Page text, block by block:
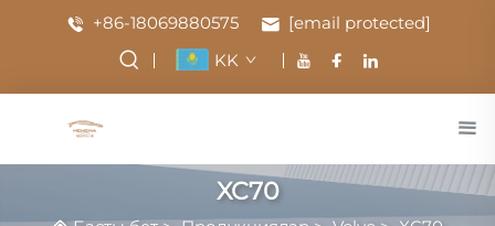
+86-18069880575
[email protected]
KK
XC70